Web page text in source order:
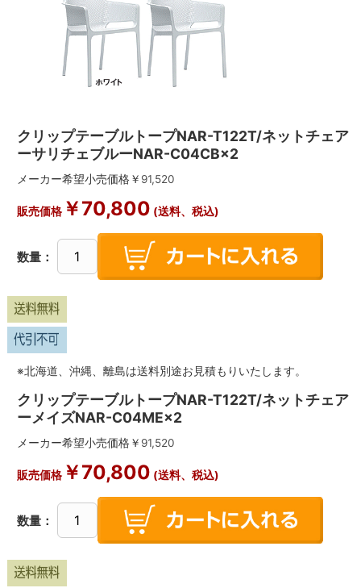
クリップテーブルトープNAR-T122T/ネットチェア
ーサリチェブルーNAR-C04CB×2
メーカー希望小売価格￥ 91,520
販売価格￥70,800 (送料、税込)
数量：
※北海道、沖縄、離島は送料別途お見積もりいたします。
クリップテーブルトープNAR-T122T/ネットチェア
ーメイズNAR-C04ME×2
メーカー希望小売価格￥ 91,520
販売価格￥70,800 (送料、税込)
数量：